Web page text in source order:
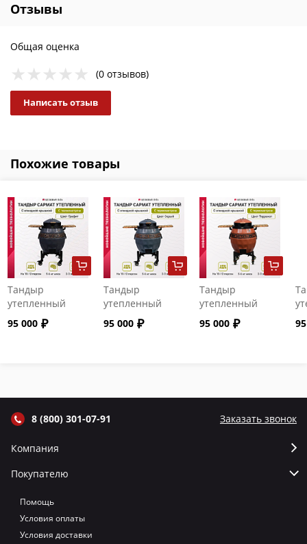
Отзывы
Общая оценка
(0 отзывов)
Написать отзыв
Похожие товары
Тандыр
утепленный
"Сармат" с
откидной
95 000
Тандыр
утепленный
"Сармат" с
откидной
95 000
Тандыр
утепленный
"Сармат" с
откидной
95 000
8 (800) 301-07-91 Заказать звонок
Компания
Покупателю
Помощь
Условия оплаты
Условия доставки